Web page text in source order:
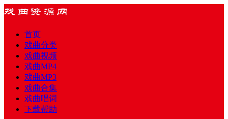
首页
戏曲分类
戏曲视频
戏曲MP4
戏曲MP3
戏曲合集
戏曲唱词
下载帮助